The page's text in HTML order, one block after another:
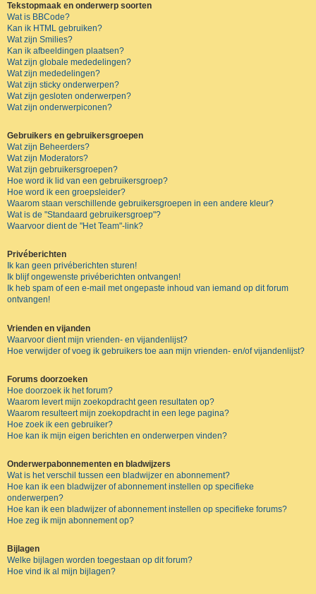
Tekstopmaak en onderwerp soorten
Wat is BBCode?
Kan ik HTML gebruiken?
Wat zijn Smilies?
Kan ik afbeeldingen plaatsen?
Wat zijn globale mededelingen?
Wat zijn mededelingen?
Wat zijn sticky onderwerpen?
Wat zijn gesloten onderwerpen?
Wat zijn onderwerpiconen?
Gebruikers en gebruikersgroepen
Wat zijn Beheerders?
Wat zijn Moderators?
Wat zijn gebruikersgroepen?
Hoe word ik lid van een gebruikersgroep?
Hoe word ik een groepsleider?
Waarom staan verschillende gebruikersgroepen in een andere kleur?
Wat is de "Standaard gebruikersgroep"?
Waarvoor dient de "Het Team"-link?
Privéberichten
Ik kan geen privéberichten sturen!
Ik blijf ongewenste privéberichten ontvangen!
Ik heb spam of een e-mail met ongepaste inhoud van iemand op dit forum
ontvangen!
Vrienden en vijanden
Waarvoor dient mijn vrienden- en vijandenlijst?
Hoe verwijder of voeg ik gebruikers toe aan mijn vrienden- en/of vijandenlijst?
Forums doorzoeken
Hoe doorzoek ik het forum?
Waarom levert mijn zoekopdracht geen resultaten op?
Waarom resulteert mijn zoekopdracht in een lege pagina?
Hoe zoek ik een gebruiker?
Hoe kan ik mijn eigen berichten en onderwerpen vinden?
Onderwerpabonnementen en bladwijzers
Wat is het verschil tussen een bladwijzer en abonnement?
Hoe kan ik een bladwijzer of abonnement instellen op specifieke
onderwerpen?
Hoe kan ik een bladwijzer of abonnement instellen op specifieke forums?
Hoe zeg ik mijn abonnement op?
Bijlagen
Welke bijlagen worden toegestaan op dit forum?
Hoe vind ik al mijn bijlagen?